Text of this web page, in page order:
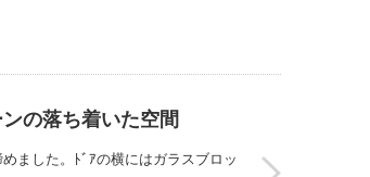
の落ち着いた空間
ました。ﾄﾞｱの横にはガラスブロッ